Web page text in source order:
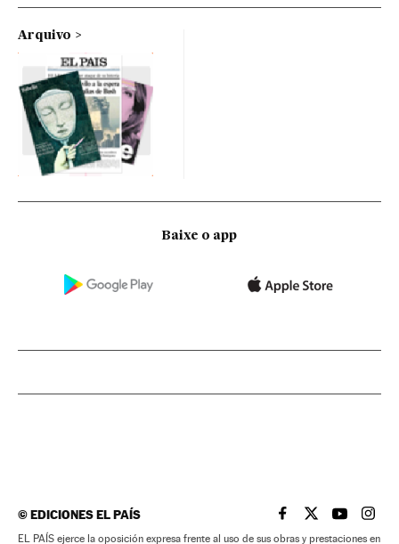
Arquivo
Baixe o app
©EDICIONES EL PAÍS EL PAÍS BRASIL EN
EL PAÍSEL PAÍS
EL
EL PAÍS ejerce la oposición expresa frente al uso de sus obras y prestaciones en